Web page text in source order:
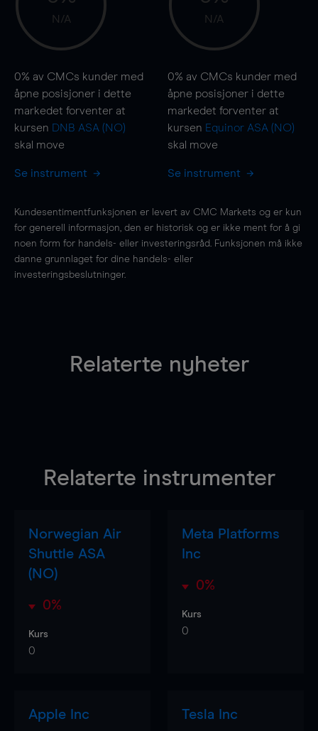
N/A
0% av CMCs kunder med
åpne posisjoner i dette
markedet forventer at
kursen DNB ASA (NO)
skal move
Se instrument
N/A
0% av CMCs kunder med
åpne posisjoner i dette
markedet forventer at
kursen Equinor ASA (NO)
skal move
Se instrument
Kundesentimentfunksjonen er levert av CMC Markets og er kun
for generell informasjon, den er historisk og er ikke ment for å gi
noen form for handels- eller investeringsråd. Funksjonen må ikke
danne grunnlaget for dine handels- eller
investeringsbeslutninger.
Relaterte nyheter
Relaterte instrumenter
Norwegian Air
Shuttle ASA
(NO)
0%
Kurs
0
Meta Platforms
Inc
0%
Kurs
0
Apple Inc Tesla Inc